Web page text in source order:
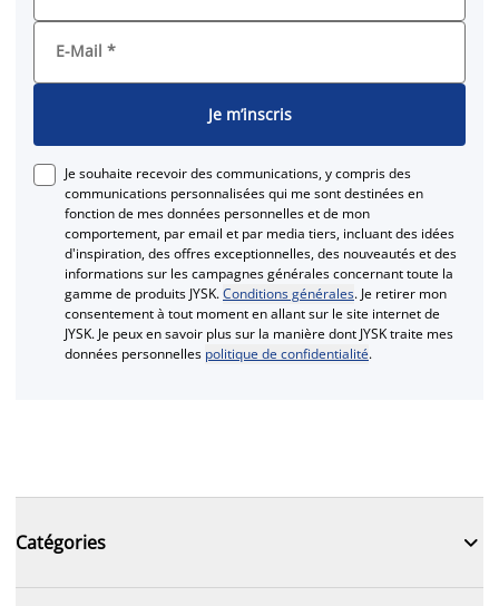
E-Mail *
Je m’inscris
Je souhaite recevoir des communications, y compris des
communications personnalisées qui me sont destinées en
fonction de mes données personnelles et de mon
comportement, par email et par media tiers, incluant des idées
d'inspiration, des offres exceptionnelles, des nouveautés et des
informations sur les campagnes générales concernant toute la
gamme de produits JYSK.Conditions générales. Je retirer mon
consentement à tout moment en allant sur le site internet de
JYSK. Je peux en savoir plus sur la manière dont JYSK traite mes
données personnelles politique de confidentialité.
Catégories 